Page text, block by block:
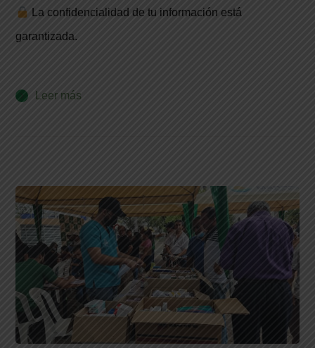
La confidencialidad de tu información está
garantizada.
Leer más